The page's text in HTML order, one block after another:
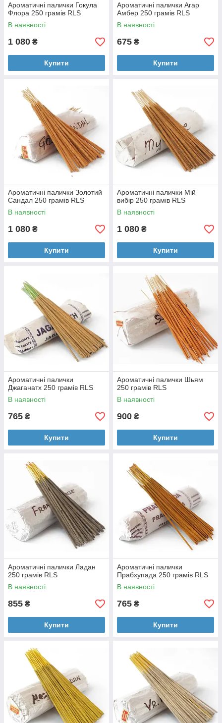
Ароматичні палички Гокула
Флора 250 грамів RLS
В наявності
1 080 ₴
Купити
Ароматичні палички Агар
Амбер 250 грамів RLS
В наявності
675 ₴
Купити
Ароматичні палички Золотий
Сандал 250 грамів RLS
В наявності
1 080 ₴
Купити
Ароматичні палички Мій
вибір 250 грамів RLS
В наявності
1 080 ₴
Купити
Ароматичні палички
Джаганатх 250 грамів RLS
В наявності
765 ₴
Купити
Ароматичні палички Шьям
250 грамів RLS
В наявності
900 ₴
Купити
Ароматичні палички Ладан
250 грамів RLS
В наявності
855 ₴
Купити
Ароматичні палички
Прабхупада 250 грамів RLS
В наявності
765 ₴
Купити